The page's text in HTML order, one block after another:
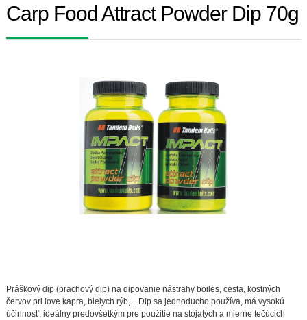
Carp Food Attract Powder Dip 70g
Práškový dip (prachový dip) na dipovanie nástrahy boiles, cesta, kostných
červov pri love kapra, bielych rýb,... Dip sa jednoducho používa, má vysokú
účinnosť, ideálny predovšetkým pre použitie na stojatých a mierne tečúcich